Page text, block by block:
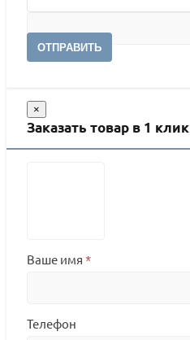
ОТПРАВИТЬ
×
Заказать товар в 1 клик
Ваше имя *
Телефон